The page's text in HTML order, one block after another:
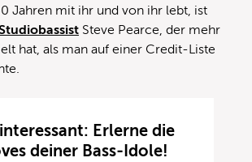
Jahren mit ihr und von ihr lebt, ist
Steve Pearce, der mehr
hat, als man auf einer Credit-Liste
Erlerne die
deiner Bass-Idole!